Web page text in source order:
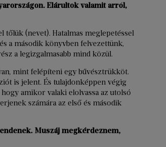
Elárultok valamit arról,
tőlük (nevet). Hatalmas meglepetéssel
a második könyvben felvezettünk,
a legizgalmasabb mind közül.
mint felépíteni egy bűvésztrükköt.
is jelent. És tulajdonképpen végig
amikor valaki elolvassa az utolsó
számára az első és második
Muszáj megkérdeznem,